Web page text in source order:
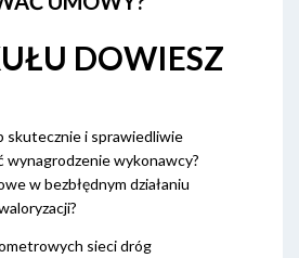
DOWIESZ
skutecznie i sprawiedliwie
wynagrodzenie wykonawcy?
w bezbłędnym działaniu
sieci dróg